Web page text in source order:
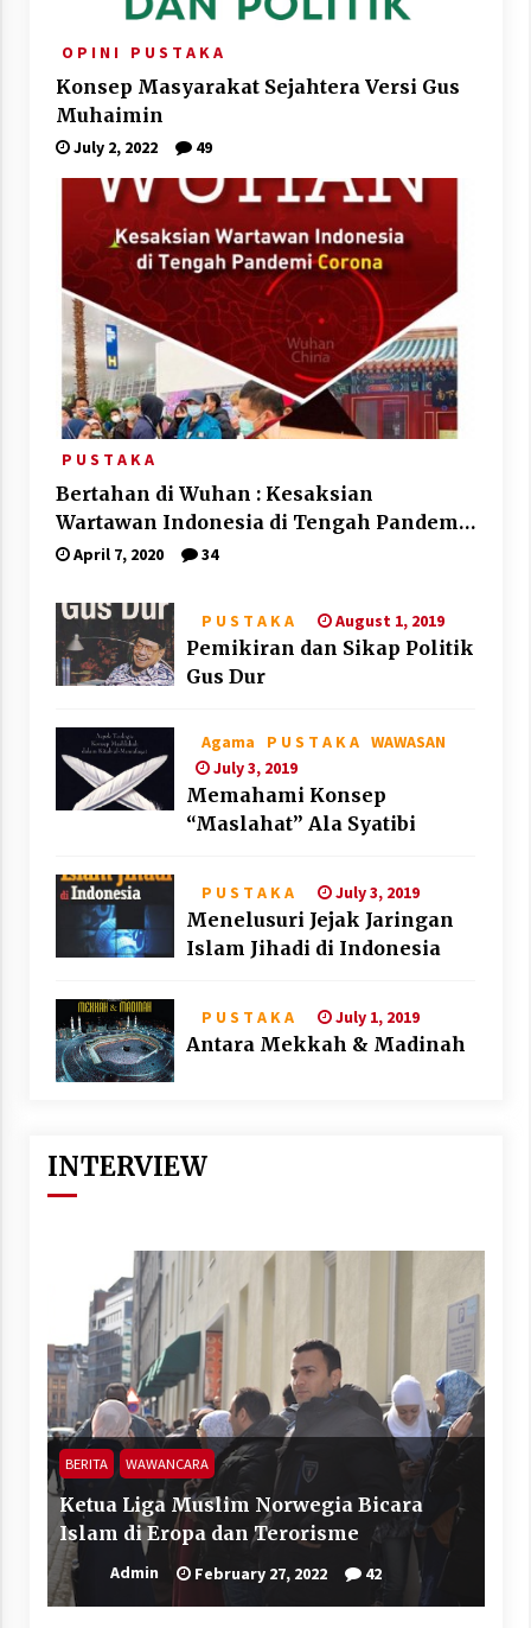
O P I N I P U S T A K A
Konsep Masyarakat Sejahtera Versi Gus
Muhaimin
July 2, 2022 49
P U S T A K A
Bertahan di Wuhan : Kesaksian
Wartawan Indonesia di Tengah Pandemi
Corona
April 7, 2020 34
P U S T A K A August 1, 2019
Pemikiran dan Sikap Politik
Gus Dur
Agama P U S T A K A WAWASAN
July 3, 2019
Memahami Konsep
“Maslahat” Ala Syatibi
P U S T A K A July 3, 2019
Menelusuri Jejak Jaringan
Islam Jihadi di Indonesia
P U S T A K A July 1, 2019
Antara Mekkah & Madinah
INTERVIEW
BERITA WAWANCARA
Ketua Liga Muslim Norwegia Bicara
Islam di Eropa dan Terorisme
Admin February 27, 2022 42